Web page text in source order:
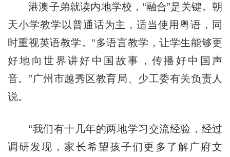
港澳子弟就读内地学校，“融合”是关键。朝
天小学教学以普通话为主，适当使用粤语，同
时重视英语教学。“多语言教学，让学生能够更
好地向世界讲好中国故事，传播好中国声
音。”广州市越秀区教育局、少工委有关负责人
说。
“我们有十几年的两地学习交流经验，经过
调研发现，家长希望孩子们更多了解广府文